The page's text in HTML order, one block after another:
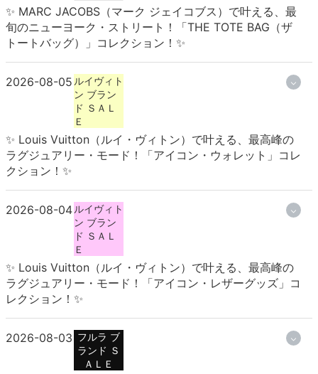
✨ MARC JACOBS（マーク ジェイコブス）で叶える、最
旬のニューヨーク・ストリート！「THE TOTE BAG（ザ
トートバッグ）」コレクション！✨
2026-08-05 ルイヴィト
ン ブラン
ド ＳＡＬ
Ｅ
✨ Louis Vuitton（ルイ・ヴィトン）で叶える、最高峰の
ラグジュアリー・モード！「アイコン・ウォレット」コレ
クション！✨
2026-08-04 ルイヴィト
ン ブラン
ド ＳＡＬ
Ｅ
✨ Louis Vuitton（ルイ・ヴィトン）で叶える、最高峰の
ラグジュアリー・モード！「アイコン・レザーグッズ」コ
レクション！✨
2026-08-03 フルラ ブ
ランド Ｓ
ＡＬＥ